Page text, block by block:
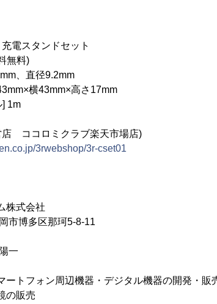
スタンドセット
料)
、直径9.2mm
43mm×高さ17mm
ココロミクラブ楽天市場店)
3rwebshop/3r-cset01
式会社
博多区那珂5-8-11
一
ートフォン周辺機器・デジタル機器の開発・販
販売